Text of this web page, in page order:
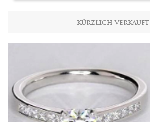
KÜRZLICH VERKAUFT